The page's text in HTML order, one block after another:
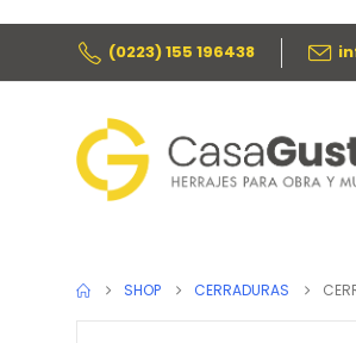
(0223) 155 196438
SHOP CERRADURAS